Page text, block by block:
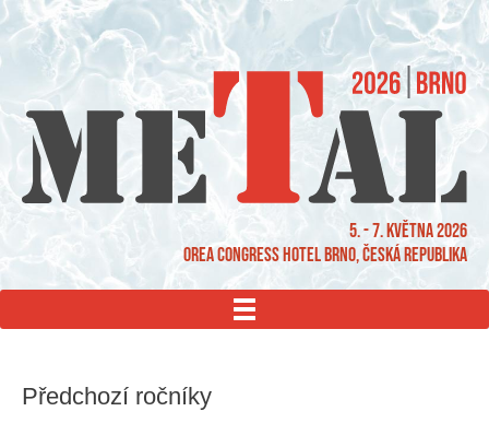
5. - 7. května 2026
OREA Congress Hotel Brno, Česká republika
MENU
Předchozí ročníky